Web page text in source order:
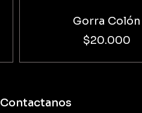
Gorra Colón
$20.000
Contactanos